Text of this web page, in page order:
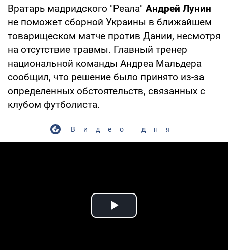
Вратарь мадридского "Реала" Андрей Лунин
не поможет сборной Украины в ближайшем
товарищеском матче против Дании, несмотря
на отсутствие травмы. Главный тренер
национальной команды Андреа Мальдера
сообщил, что решение было принято из-за
определенных обстоятельств, связанных с
клубом футболиста.
Видео дня
Play Video